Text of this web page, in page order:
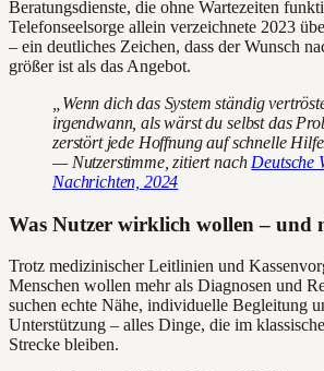
Beratungsdienste, die ohne Wartezeiten
Telefonseelsorge allein verzeichnete 2023
– ein deutliches Zeichen, dass der Wunsch
größer ist als das Angebot.
„Wenn dich das System ständig
irgendwann, als wärst du selbst das
zerstört jede Hoffnung auf schnelle
— Nutzerstimme, zitiert nach Deutsche
Nachrichten, 2024
Was Nutzer wirklich wollen – und
Trotz medizinischer Leitlinien und
Menschen wollen mehr als Diagnosen und
suchen echte Nähe, individuelle Begleitung
Unterstützung – alles Dinge, die im
Strecke bleiben.